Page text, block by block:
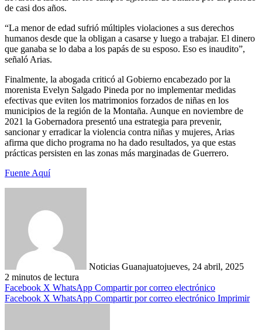
de casi dos años.
“La menor de edad sufrió múltiples violaciones a sus derechos
humanos desde que la obligan a casarse y luego a trabajar. El dinero
que ganaba se lo daba a los papás de su esposo. Eso es inaudito”,
señaló Arias.
Finalmente, la abogada criticó al Gobierno encabezado por la
morenista Evelyn Salgado Pineda por no implementar medidas
efectivas que eviten los matrimonios forzados de niñas en los
municipios de la región de la Montaña. Aunque en noviembre de
2021 la Gobernadora presentó una estrategia para prevenir,
sancionar y erradicar la violencia contra niñas y mujeres, Arias
afirma que dicho programa no ha dado resultados, ya que estas
prácticas persisten en las zonas más marginadas de Guerrero.
Fuente Aquí
Noticias Guanajuatojueves, 24 abril, 2025
2 minutos de lectura
Facebook X WhatsApp Compartir por correo electrónico
Facebook X WhatsApp Compartir por correo electrónico Imprimir